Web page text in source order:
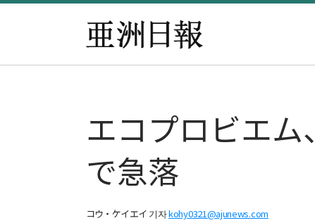
エコプロビエ
で急落
コウ・ケイエイ 기자kohy0321@ajunews.com